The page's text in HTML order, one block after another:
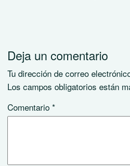
Deja un comentario
Tu dirección de correo
Los campos obligatorios están
Comentario *